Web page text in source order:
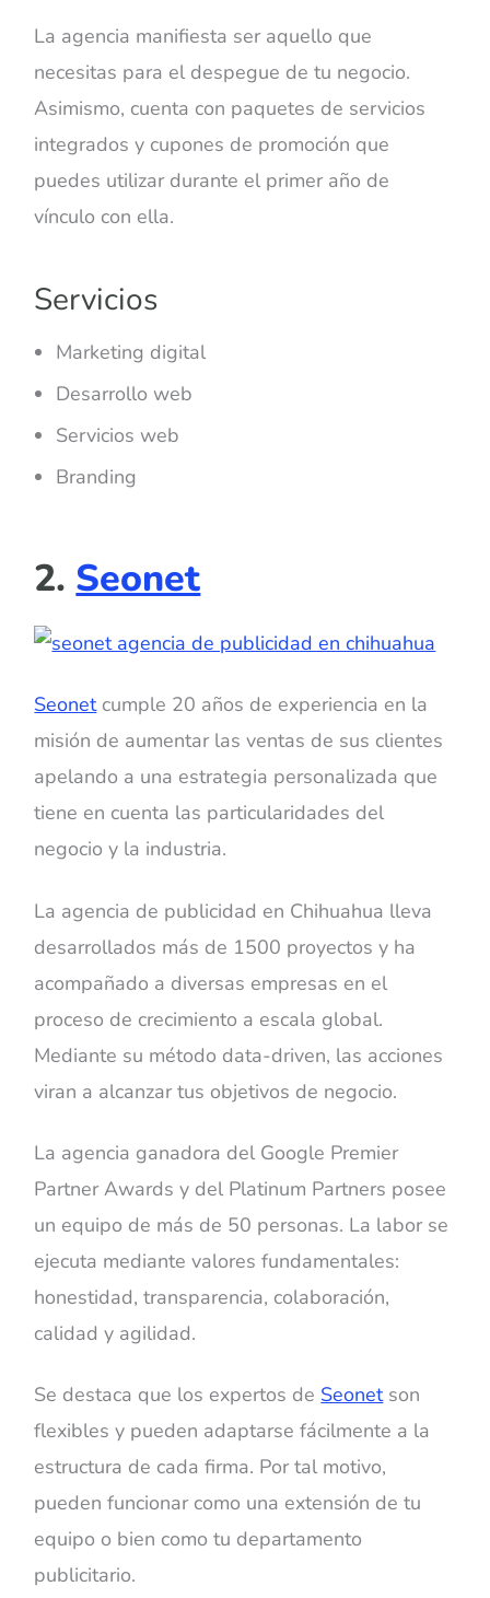
La agencia manifiesta ser aquello que
necesitas para el despegue de tu negocio.
Asimismo, cuenta con paquetes de servicios
integrados y cupones de promoción que
puedes utilizar durante el primer año de
vínculo con ella.
Servicios
Marketing digital
Desarrollo web
Servicios web
Branding
2. Seonet
Seonetcumple 20 años de experiencia en la
misión de aumentar las ventas de sus clientes
apelando a una estrategia personalizada que
tiene en cuenta las particularidades del
negocio y la industria.
La agencia de publicidad en Chihuahua lleva
desarrollados más de 1500 proyectos y ha
acompañado a diversas empresas en el
proceso de crecimiento a escala global.
Mediante su método data-driven, las acciones
viran a alcanzar tus objetivos de negocio.
La agencia ganadora del Google Premier
Partner Awards y del Platinum Partners posee
un equipo de más de 50 personas. La labor se
ejecuta mediante valores fundamentales:
honestidad, transparencia, colaboración,
calidad y agilidad.
Se destaca que los expertos de Seonetson
flexibles y pueden adaptarse fácilmente a la
estructura de cada firma. Por tal motivo,
pueden funcionar como una extensión de tu
equipo o bien como tu departamento
publicitario.